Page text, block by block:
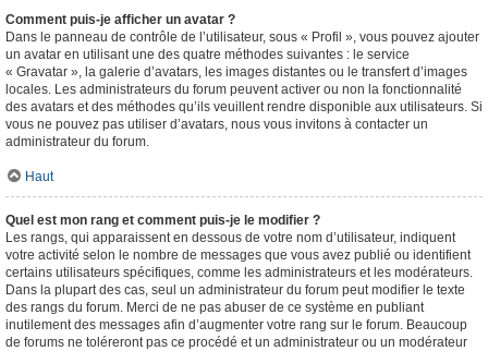
Comment puis-je afficher un avatar ?
Dans le panneau de contrôle de l’utilisateur, sous « Profil », vous pouvez ajouter
un avatar en utilisant une des quatre méthodes suivantes : le service
« Gravatar », la galerie d’avatars, les images distantes ou le transfert d’images
locales. Les administrateurs du forum peuvent activer ou non la fonctionnalité
des avatars et des méthodes qu’ils veuillent rendre disponible aux utilisateurs. Si
vous ne pouvez pas utiliser d’avatars, nous vous invitons à contacter un
administrateur du forum.
Haut
Quel est mon rang et comment puis-je le modifier ?
Les rangs, qui apparaissent en dessous de votre nom d’utilisateur, indiquent
votre activité selon le nombre de messages que vous avez publié ou identifient
certains utilisateurs spécifiques, comme les administrateurs et les modérateurs.
Dans la plupart des cas, seul un administrateur du forum peut modifier le texte
des rangs du forum. Merci de ne pas abuser de ce système en publiant
inutilement des messages afin d’augmenter votre rang sur le forum. Beaucoup
de forums ne toléreront pas ce procédé et un administrateur ou un modérateur